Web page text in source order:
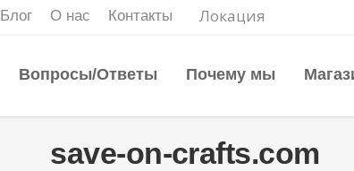
Блог О нас Контакты Локация
Вопросы/Ответы Почему мы
save-on-crafts.com